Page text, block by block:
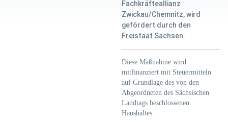
Fachkräfteallianz
Zwickau/Chemnitz, wird
gefördert durch den
Freistaat Sachsen.
Diese Maßnahme wird
mitfinanziert mit Steuermitteln
auf Grundlage des von den
Abgeordneten des Sächsischen
Landtags beschlossenen
Haushaltes.